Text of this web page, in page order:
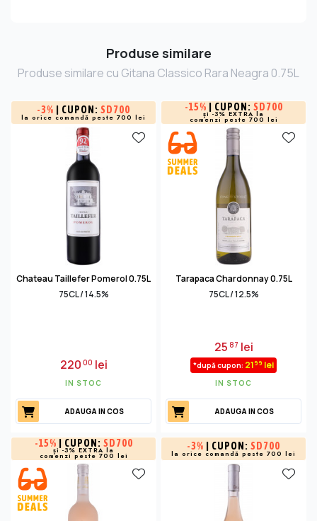
Produse similare
Produse similare cu Gitana Classico Rara Neagra 0.75L
-3% | CUPON: SD700
la orice comandă peste 700 lei
Chateau Taillefer Pomerol 0.75L
75CL / 14.5%
22000 lei
IN STOC
ADAUGA IN COS
-15% | CUPON: SD700
și -3% EXTRA la
comenzi peste 700 lei
Tarapaca Chardonnay 0.75L
75CL / 12.5%
2587 lei
*după cupon: 2199 lei
IN STOC
ADAUGA IN COS
-15% | CUPON: SD700
și -3% EXTRA la
comenzi peste 700 lei
-3% | CUPON: SD700
la orice comandă peste 700 lei